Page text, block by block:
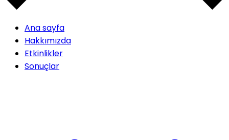
Ana sayfa
Hakkımızda
Etkinlikler
Sonuçlar